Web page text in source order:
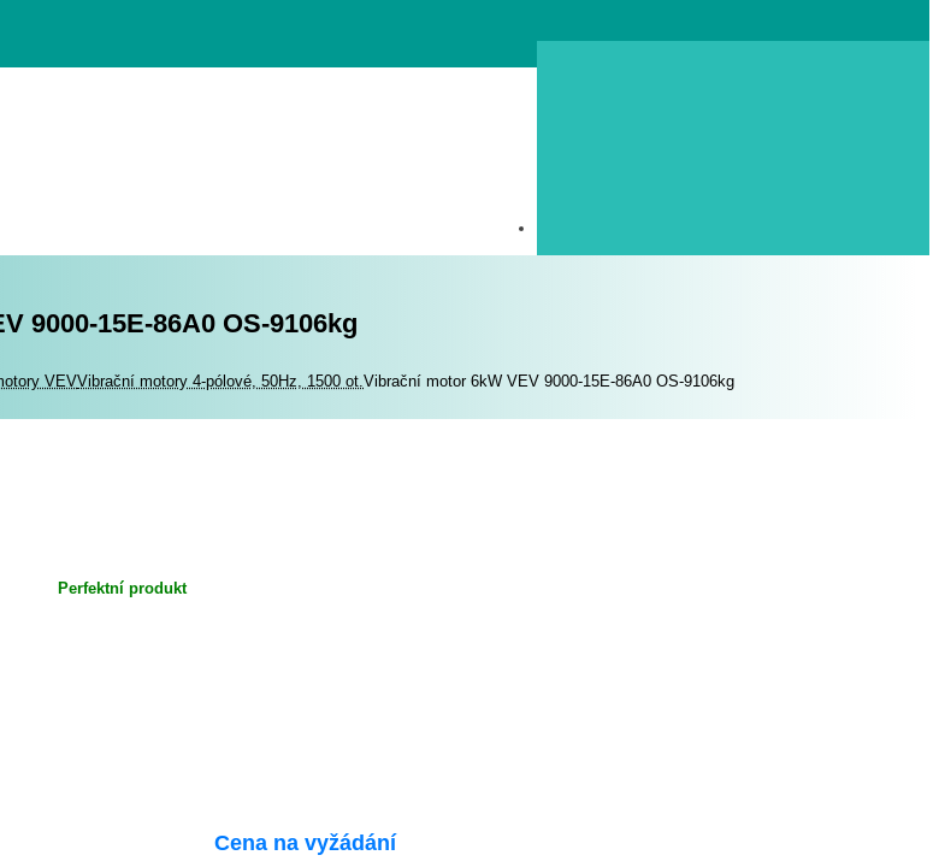
9000-15E-86A0 OS-9106kg
VEVVibrační motory 4-pólové, 50Hz, 1500 ot. Vibrační motor 6kW VEV 9000-15E-86A0 OS-9106kg
Perfektní produkt
Cena na vyžádání